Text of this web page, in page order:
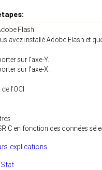
Flash
avez installé Adobe Flash et
sur l'axe-Y.
sur l'axe-X.
l'OCI
en fonction des données
explications